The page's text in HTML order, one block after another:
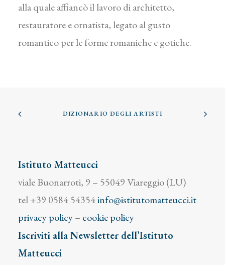
alla quale affiancò il lavoro di architetto,
restauratore e ornatista, legato al gusto
romantico per le forme romaniche e gotiche.
DIZIONARIO DEGLI ARTISTI
Istituto Matteucci
viale Buonarroti, 9 – 55049 Viareggio (LU)
tel +39 0584 54354info@istitutomatteucci.it
privacy policy– cookie policy
Iscriviti alla Newsletter dell’Istituto
Matteucci